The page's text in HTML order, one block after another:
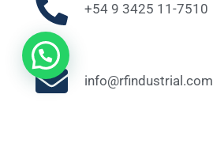
+54 9 3425 11-7510
info@rfindustrial.com